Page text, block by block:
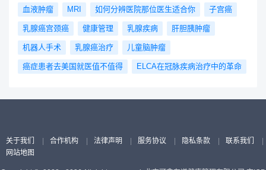
血液肿瘤 MRI 如何分辨医院那位医生适合你 子宫癌
乳腺癌宫颈癌 健康管理 乳腺疾病 肝胆胰肿瘤
机器人手术 乳腺癌治疗 儿童脑肿瘤
癌症患者去美国就医值不值得 ELCA在冠脉疾病治疗中的革命
关于我们 合作机构 法律声明 服务协议 隐私条款 联系我们
网站地图